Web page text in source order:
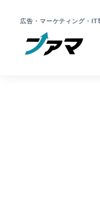
広告・マーケティング・